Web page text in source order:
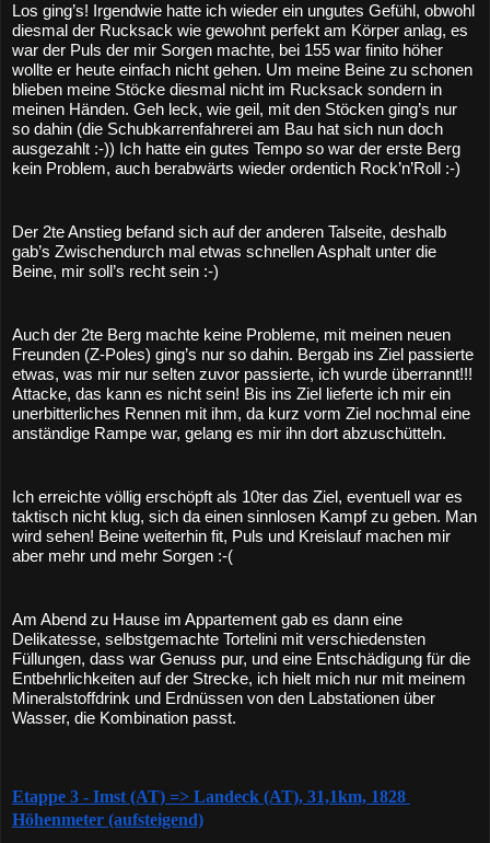
Los ging’s! Irgendwie hatte ich wieder ein ungutes Gefühl, obwohl
diesmal der Rucksack wie gewohnt perfekt am Körper anlag, es
war der Puls der mir Sorgen machte, bei 155 war finito höher
wollte er heute einfach nicht gehen. Um meine Beine zu schonen
blieben meine Stöcke diesmal nicht im Rucksack sondern in
meinen Händen. Geh leck, wie geil, mit den Stöcken ging’s nur
so dahin (die Schubkarrenfahrerei am Bau hat sich nun doch
ausgezahlt :-)) Ich hatte ein gutes Tempo so war der erste Berg
kein Problem, auch berabwärts wieder ordentich Rock’n’Roll :-)
Der 2te Anstieg befand sich auf der anderen Talseite, deshalb
gab’s Zwischendurch mal etwas schnellen Asphalt unter die
Beine, mir soll’s recht sein :-)
Auch der 2te Berg machte keine Probleme, mit meinen neuen
Freunden (Z-Poles) ging’s nur so dahin. Bergab ins Ziel passierte
etwas, was mir nur selten zuvor passierte, ich wurde überrannt!!!
Attacke, das kann es nicht sein! Bis ins Ziel lieferte ich mir ein
unerbitterliches Rennen mit ihm, da kurz vorm Ziel nochmal eine
anständige Rampe war, gelang es mir ihn dort abzuschütteln.
Ich erreichte völlig erschöpft als 10ter das Ziel, eventuell war es
taktisch nicht klug, sich da einen sinnlosen Kampf zu geben. Man
wird sehen! Beine weiterhin fit, Puls und Kreislauf machen mir
aber mehr und mehr Sorgen :-(
Am Abend zu Hause im Appartement gab es dann eine
Delikatesse, selbstgemachte Tortelini mit verschiedensten
Füllungen, dass war Genuss pur, und eine Entschädigung für die
Entbehrlichkeiten auf der Strecke, ich hielt mich nur mit meinem
Mineralstoffdrink und Erdnüssen von den Labstationen über
Wasser, die Kombination passt.
Etappe 3 - Imst (AT) => Landeck (AT), 31,1km, 1828
Höhenmeter (aufsteigend)